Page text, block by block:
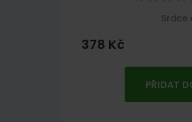
Srdce
378 Kč
PŘIDAT